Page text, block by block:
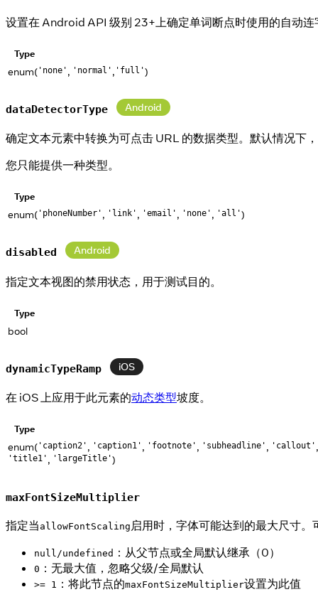
设置在 Android API 级别 23+上确定单词断点时使用的自动连
Type
enum( 'none' , 'normal' , 'full')
dataDetectorType Android
确定文本元素中转换为可点击 URL 的数据类型。默认情况下
您只能提供一种类型。
Type
enum( 'phoneNumber' , 'link' , 'email' , 'none' , 'all')
disabled Android
指定文本视图的禁用状态，用于测试目的。
Type
bool
dynamicTypeRamp iOS
在 iOS 上应用于此元素的动态类型坡度。
Type
enum( 'caption2' , 'caption1' , 'footnote' , 'subheadline' , 'callout'
'title1' , 'largeTitle')
maxFontSizeMultiplier
指定当 allowFontScaling 启用时，字体可能达到的最大尺寸。
null/undefined ：从父节点或全局默认继承（0）
0 ：无最大值，忽略父级/全局默认
>= 1 ：将此节点的maxFontSizeMultiplier设置为此值